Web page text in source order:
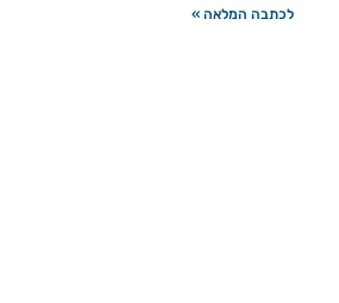
לכתבה המלאה »